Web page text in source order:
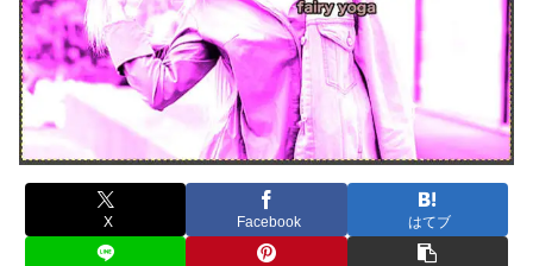
X Facebook はてブ